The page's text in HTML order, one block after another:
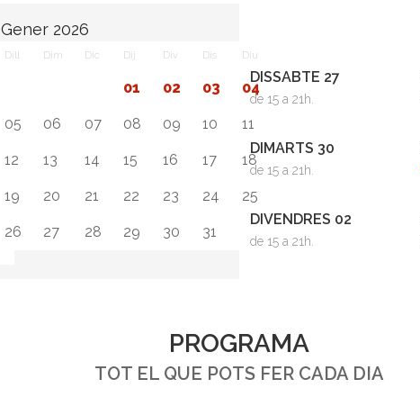
Gener 2026
Dill Dim Dic Dij Div Dis Diu
01 02 03 04
05 06 07 08 09 10 11
12 13 14 15 16 17 18
19 20 21 22 23 24 25
26 27 28 29 30 31
DISSABTE 27
de 15 a 21h.
DIMARTS 30
de 15 a 21h.
DIVENDRES 02
de 15 a 21h.
PROGRAMA
TOT EL QUE POTS FER CADA DIA